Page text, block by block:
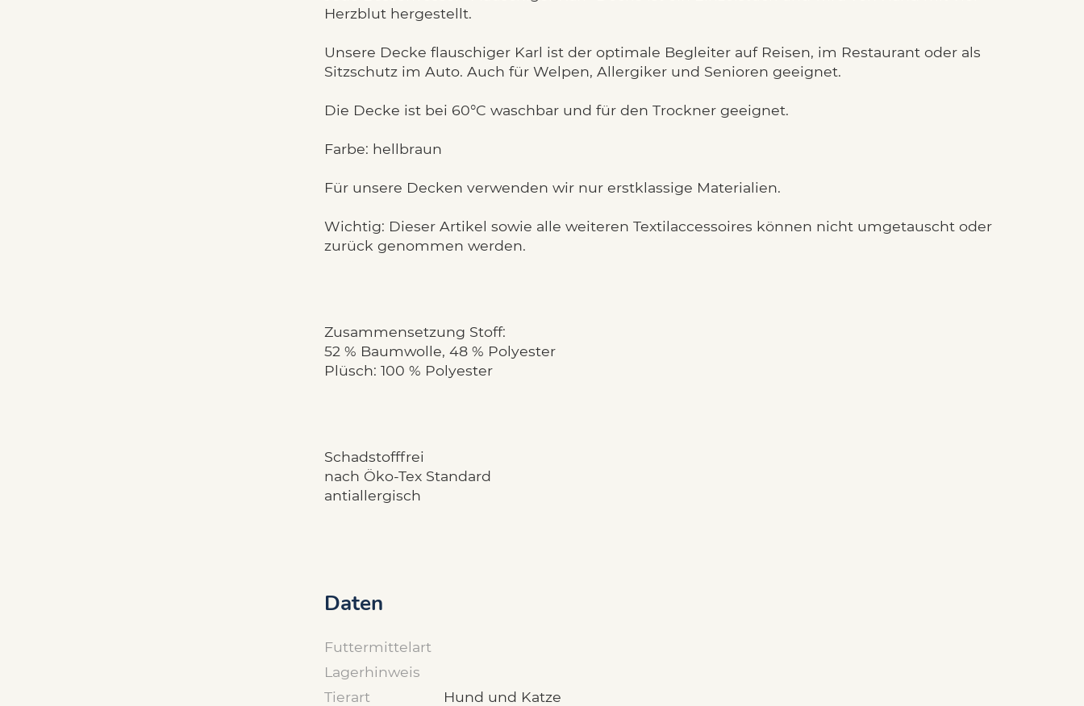
Herzblut hergestellt.
Unsere Decke flauschiger Karl ist der optimale Begleiter auf Reisen, im Restaurant oder als
Sitzschutz im Auto. Auch für Welpen, Allergiker und Senioren geeignet.
Die Decke ist bei 60°C waschbar und für den Trockner geeignet.
Farbe: hellbraun
Für unsere Decken verwenden wir nur erstklassige Materialien.
Wichtig: Dieser Artikel sowie alle weiteren Textilaccessoires können nicht umgetauscht oder
zurück genommen werden.
Zusammensetzung Stoff:
52 % Baumwolle, 48 % Polyester
Plüsch: 100 % Polyester
Schadstofffrei
nach Öko-Tex Standard
antiallergisch
Daten
Futtermittelart
Lagerhinweis
Tierart
Hund und Katze